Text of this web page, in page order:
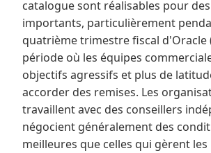
catalogue sont réalisables pour
importants, particulièrement
quatrième trimestre fiscal d'Oracle
période où les équipes
objectifs agressifs et plus de
accorder des remises. Les
travaillent avec des conseillers
négocient généralement des
meilleures que celles qui gèrent